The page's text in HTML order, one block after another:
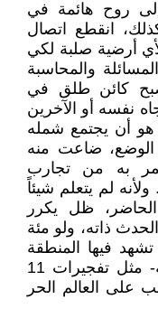
روح هائمة في
انقطع اتصال
أرضية صلبة لكي
والمحاسبة
كائن طلق في
نفسه أو الآخرين
هو أن يجتمع شمله
الوضع، ضاعت منه
يمر به من تجارب
لم يتعلم شيئاً
ظل يكرر
ذاته، ولو مئة
فيها المنطقة
العربية طوفاناً. كل ما في الأمر أنه- مثل تفجيرات 11
على العالم الحر